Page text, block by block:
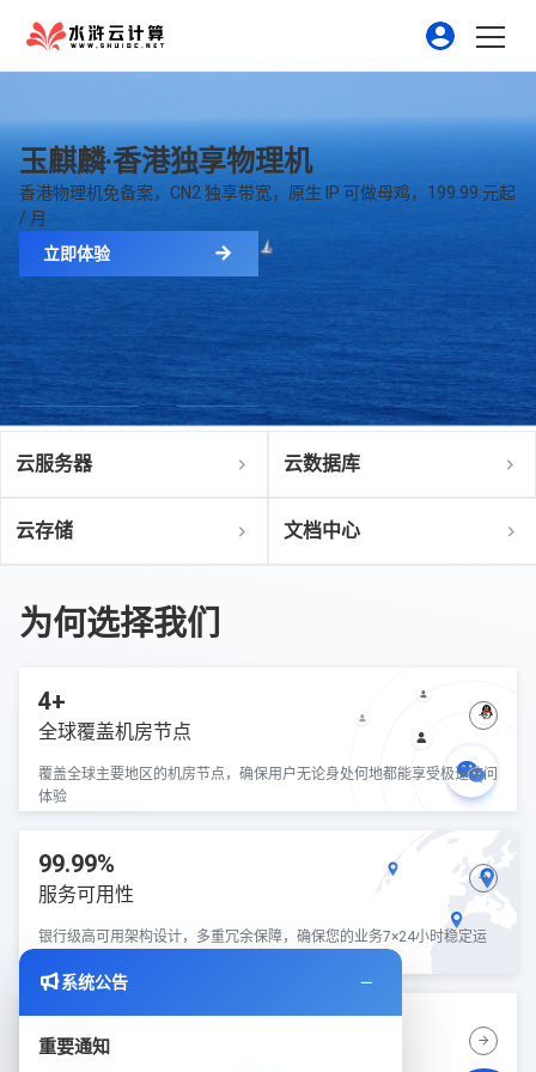
玉麒麟·香港独享物理机
香港物理机免备案，CN2 独享带宽，原生 IP 可做母鸡，199.99 元起
/ 月
立即体验
云服务器 云数据库
云存储 文档中心
为何选择我们
4+
全球覆盖机房节点
覆盖全球主要地区的机房节点，确保用户无论身处何地都能享受极速访问
体验
99.99%
服务可用性
银行级高可用架构设计，多重冗余保障，确保您的业务7×24小时稳定运
快速部署
系统公告
重要通知